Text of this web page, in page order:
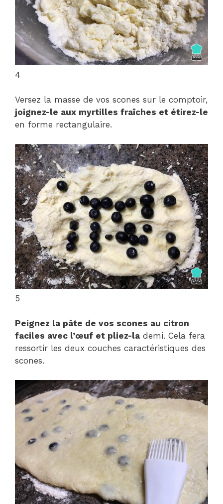
4
Versez la masse de vos scones sur le comptoir,
joignez-le aux myrtilles fraîches et étirez-le
en forme rectangulaire.
5
Peignez la pâte de vos scones au citron
faciles avec l’œuf et pliez-la demi. Cela fera
ressortir les deux couches caractéristiques des
scones.